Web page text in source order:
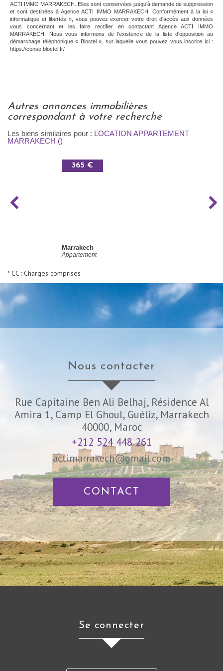
ACTI IMMO MARRAKECH. Elles sont conservées jusqu'à demande de suppression
et sont destinées à Agence ACTI IMMO MARRAKECH. Conformément à la loi «
informatique et libertés », vous pouvez exercer votre droit d'accès aux données
vous concernant et les faire rectifier en contactant Agence ACTI IMMO
MARRAKECH. Nous vous informons de l’existence de la liste d'opposition au
démarchage téléphonique « Bloctel », sur laquelle vous pouvez vous inscrire ici :
https://conso.bloctel.fr/
autres annonces immobilières
correspondant à votre recherche
Les biens similaires pour : LOCATION APPARTEMENT
MARRAKECH ()
365 €
Marrakech
Appartement
* CC : Charges comprises
nous contacter
Rue Capitaine Ben Ali Belhaj, Résidence Al
Amira 1, Camp El Ghoul, Guéliz, Marrakech
40000, Maroc
+212 524 448 261
actimarrakech@gmail.com
CONTACT
se connecter